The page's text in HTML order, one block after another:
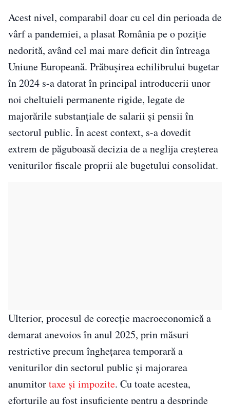
Acest nivel, comparabil doar cu cel din perioada de
vârf a pandemiei, a plasat România pe o poziție
nedorită, având cel mai mare deficit din întreaga
Uniune Europeană. Prăbușirea echilibrului bugetar
în 2024 s-a datorat în principal introducerii unor
noi cheltuieli permanente rigide, legate de
majorările substanțiale de salarii și pensii în
sectorul public. În acest context, s-a dovedit
extrem de păguboasă decizia de a neglija creșterea
veniturilor fiscale proprii ale bugetului consolidat.
Ulterior, procesul de corecție macroeconomică a
demarat anevoios în anul 2025, prin măsuri
restrictive precum înghețarea temporară a
veniturilor din sectorul public și majorarea
anumitortaxe și impozite. Cu toate acestea,
eforturile au fost insuficiente pentru a desprinde